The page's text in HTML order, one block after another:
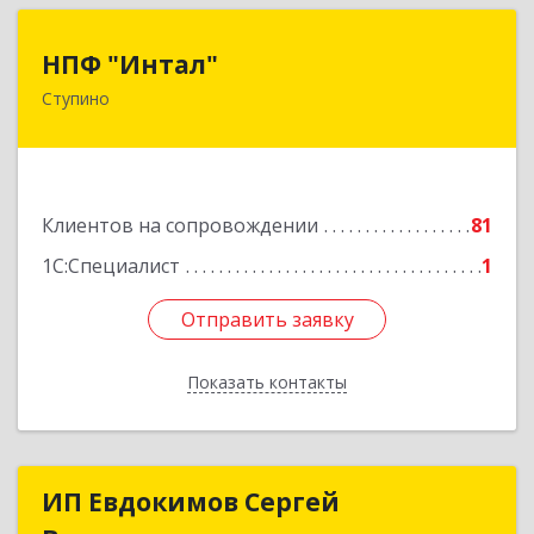
НПФ "Интал"
Ступино
Клиентов на сопровождении
81
1С:Специалист
1
Отправить заявку
Показать контакты
142800, Московская обл, Ступинский р-н,
Отправить заявку
Назад
ИП Евдокимов СергейИП Евдокимов Сергей